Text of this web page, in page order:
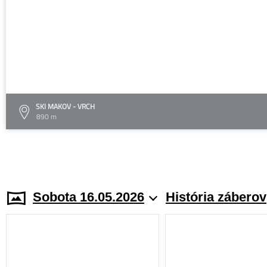
SKI MAKOV - VRCH
890 m
Sobota 16.05.2026 História záberov